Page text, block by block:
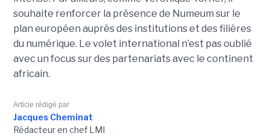
souhaite renforcer la présence de Numeum sur le
plan européen auprès des institutions et des filières
du numérique. Le volet international n’est pas oublié
avec un focus sur des partenariats avec le continent
africain.
Article rédigé par
Jacques Cheminat
Rédacteur en chef LMI